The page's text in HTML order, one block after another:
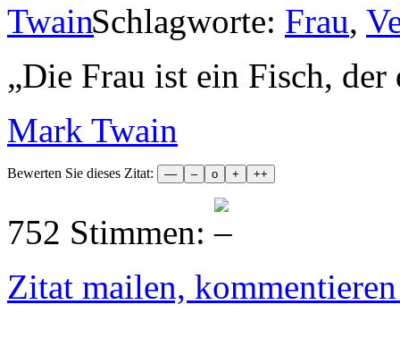
Schlagworte: Frau,
„Die Frau ist ein Fisch,
Mark Twain
Bewerten Sie dieses Zitat:
752 Stimmen:
Zitat mailen,